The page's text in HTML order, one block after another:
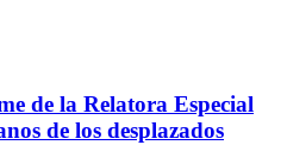
de la Relatora Especial
de los desplazados